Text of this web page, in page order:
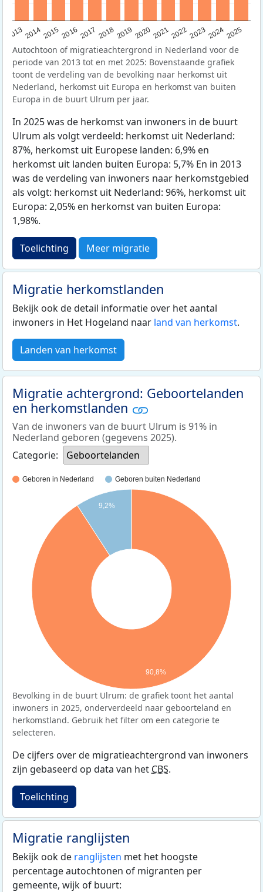
20132014201520162017 20182019 202020212022202320242025
Autochtoon of migratieachtergrond in Nederland voor de
periode van 2013 tot en met 2025: Bovenstaande grafiek
toont de verdeling van de bevolking naar herkomst uit
Nederland, herkomst uit Europa en herkomst van buiten
Europa in de buurt Ulrum per jaar.
In 2025 was de herkomst van inwoners in de buurt
Ulrum als volgt verdeeld: herkomst uit Nederland:
87%, herkomst uit Europese landen: 6,9% en
herkomst uit landen buiten Europa: 5,7% En in 2013
was de verdeling van inwoners naar herkomstgebied
als volgt: herkomst uit Nederland: 96%, herkomst uit
Europa: 2,05% en herkomst van buiten Europa:
1,98%.
Toelichting Meer migratie
Migratie herkomstlanden
Bekijk ook de detail informatie over het aantal
inwoners in Het Hogeland naar land van herkomst.
Landen van herkomst
Migratie achtergrond: Geboortelanden
en herkomstlanden
Van de inwoners van de buurt Ulrum is 91% in
Nederland geboren (gegevens 2025).
Categorie:
Geboortelanden
Geboren in Nederland Geboren buiten Nederland
9,2%
90,8%
Bevolking in de buurt Ulrum: de grafiek toont het aantal
inwoners in 2025, onderverdeeld naar geboorteland en
herkomstland. Gebruik het filter om een categorie te
selecteren.
De cijfers over de migratieachtergrond van inwoners
zijn gebaseerd op data van het CBS.
Toelichting
Migratie ranglijsten
Bekijk ook de ranglijsten met het hoogste
percentage autochtonen of migranten per
gemeente, wijk of buurt: